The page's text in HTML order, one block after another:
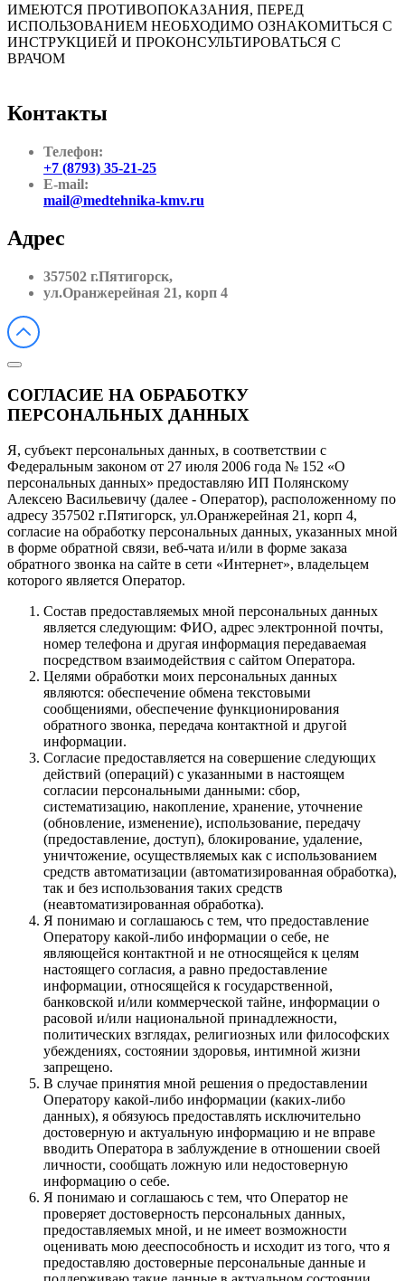
ИМЕЮТСЯ ПРОТИВОПОКАЗАНИЯ, ПЕРЕД
ИСПОЛЬЗОВАНИЕМ НЕОБХОДИМО ОЗНАКОМИТЬСЯ С
ИНСТРУКЦИЕЙ И ПРОКОНСУЛЬТИРОВАТЬСЯ С
ВРАЧОМ
Контакты
Телефон:
+7 (8793) 35-21-25
E-mail:
mail@medtehnika-kmv.ru
Адрес
357502 г.Пятигорск,
ул.Оранжерейная 21, корп 4
СОГЛАСИЕ НА ОБРАБОТКУ
ПЕРСОНАЛЬНЫХ ДАННЫХ
Я, субъект персональных данных, в соответствии с
Федеральным законом от 27 июля 2006 года № 152 «О
персональных данных» предоставляю ИП Полянскому
Алексею Васильевичу (далее - Оператор), расположенному по
адресу 357502 г.Пятигорск, ул.Оранжерейная 21, корп 4,
согласие на обработку персональных данных, указанных мной
в форме обратной связи, веб-чата и/или в форме заказа
обратного звонка на сайте в сети «Интернет», владельцем
которого является Оператор.
Состав предоставляемых мной персональных данных
является следующим: ФИО, адрес электронной почты,
номер телефона и другая информация передаваемая
посредством взаимодействия с сайтом Оператора.
Целями обработки моих персональных данных
являются: обеспечение обмена текстовыми
сообщениями, обеспечение функционирования
обратного звонка, передача контактной и другой
информации.
Согласие предоставляется на совершение следующих
действий (операций) с указанными в настоящем
согласии персональными данными: сбор,
систематизацию, накопление, хранение, уточнение
(обновление, изменение), использование, передачу
(предоставление, доступ), блокирование, удаление,
уничтожение, осуществляемых как с использованием
средств автоматизации (автоматизированная обработка),
так и без использования таких средств
(неавтоматизированная обработка).
Я понимаю и соглашаюсь с тем, что предоставление
Оператору какой-либо информации о себе, не
являющейся контактной и не относящейся к целям
настоящего согласия, а равно предоставление
информации, относящейся к государственной,
банковской и/или коммерческой тайне, информации о
расовой и/или национальной принадлежности,
политических взглядах, религиозных или философских
убеждениях, состоянии здоровья, интимной жизни
запрещено.
В случае принятия мной решения о предоставлении
Оператору какой-либо информации (каких-либо
данных), я обязуюсь предоставлять исключительно
достоверную и актуальную информацию и не вправе
вводить Оператора в заблуждение в отношении своей
личности, сообщать ложную или недостоверную
информацию о себе.
Я понимаю и соглашаюсь с тем, что Оператор не
проверяет достоверность персональных данных,
предоставляемых мной, и не имеет возможности
оценивать мою дееспособность и исходит из того, что я
предоставляю достоверные персональные данные и